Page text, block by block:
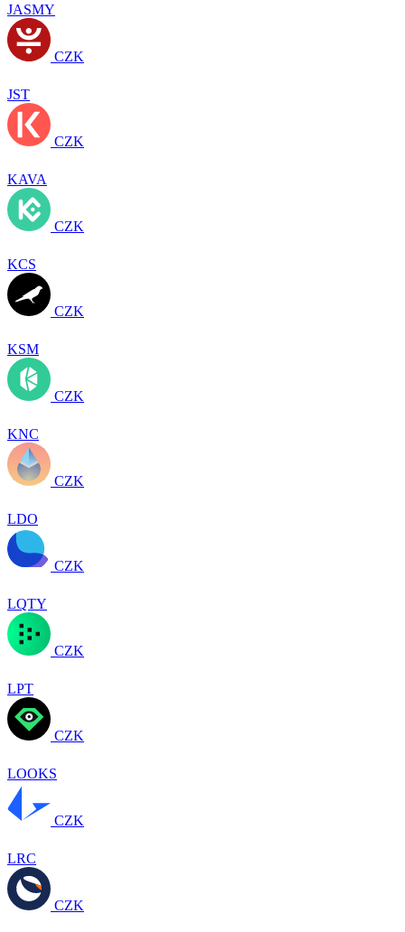
JASMY
CZK
JST
CZK
KAVA
CZK
KCS
CZK
KSM
CZK
KNC
CZK
LDO
CZK
LQTY
CZK
LPT
CZK
LOOKS
CZK
LRC
CZK